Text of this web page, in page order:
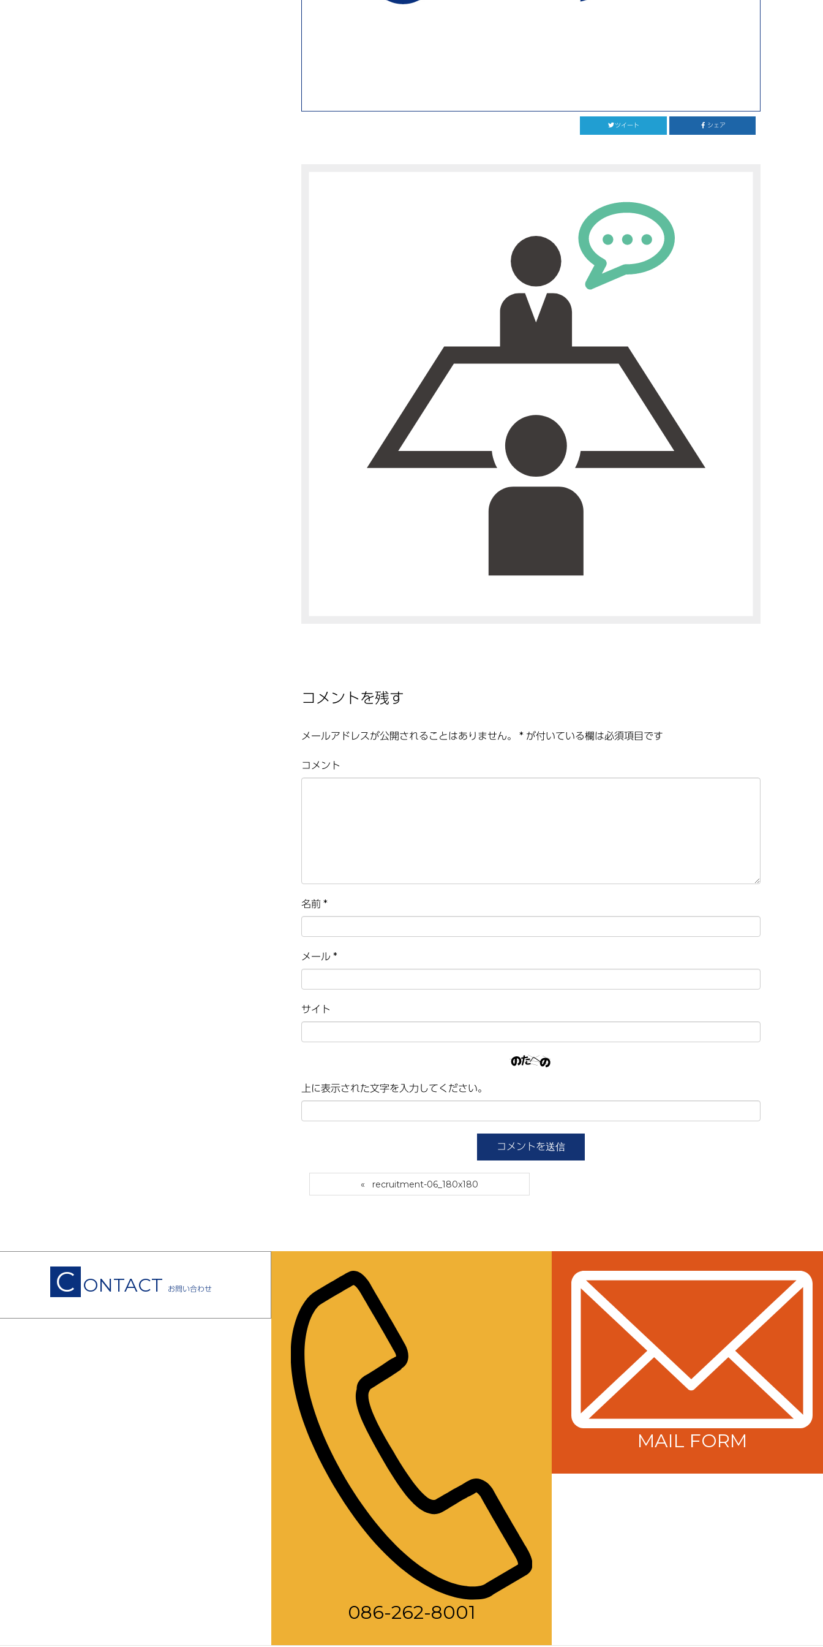
ツイート シェア
コメントを残す
メールアドレスが公開されることはありません。 * が付いている欄は必須項目です
コメント
名前 *
メール *
サイト
上に表示された文字を入力してください。
recruitment-06_180x180
C ONTACT お問い合わせ
086-262-8001
MAIL FORM